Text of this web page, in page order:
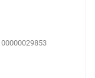
00000029853